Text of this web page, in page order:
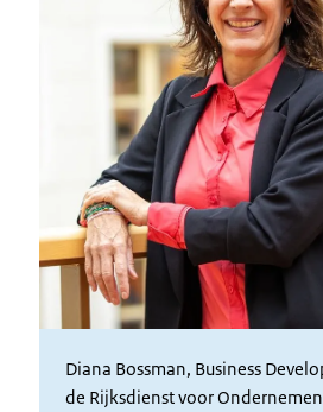
Diana Bossman, Business
de Rijksdienst voor